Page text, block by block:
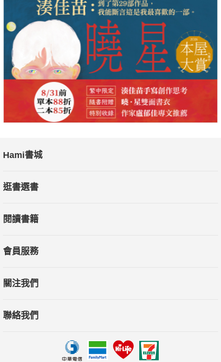
Hami書城
逛書選書
閱讀書籍
會員服務
關注我們
聯絡我們